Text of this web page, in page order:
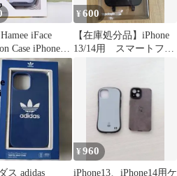
iFace
Case iPhone
グレー
¥600
【在庫処分品】iPhone
13/14用 スマートフォ
PHONECASE ブラッ
ク メール便
ス adidas
¥960
iPhone13、iPhone14用ケ